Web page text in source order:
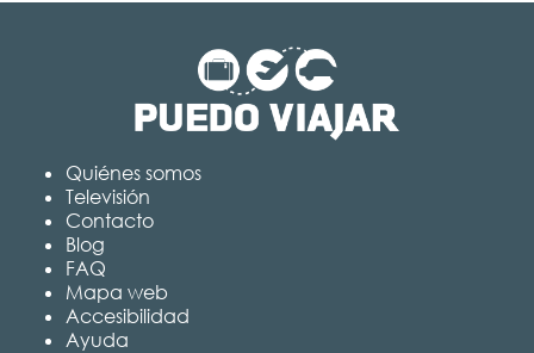
Quiénes somos
Televisión
Contacto
Blog
FAQ
Mapa web
Accesibilidad
Ayuda